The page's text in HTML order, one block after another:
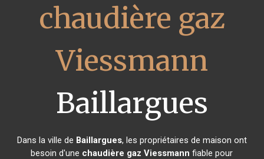
chaudière gaz
Viessmann
Baillargues
Dans la ville de Baillargues, les propriétaires de maison ont
besoin d'une chaudière gaz Viessmann fiable pour